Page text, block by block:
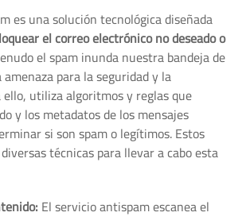
es una solución tecnológica diseñada
el correo electrónico no deseado o
el spam inunda nuestra bandeja de
para la seguridad y la
utiliza algoritmos y reglas que
y los metadatos de los mensajes
si son spam o legítimos. Estos
técnicas para llevar a cabo esta
El servicio antispam escanea el